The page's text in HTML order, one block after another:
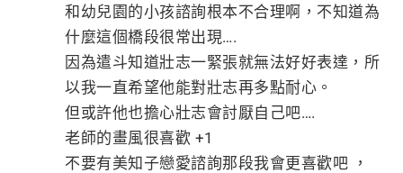
和幼兒園的小孩諮詢根本不合理啊，不知道為
什麼這個橋段很常出現….
因為遣斗知道壯志一緊張就無法好好表達，所
以我一直希望他能對壯志再多點耐心。
但或許他也擔心壯志會討厭自己吧….
老師的畫風很喜歡 +1
不要有美知子戀愛諮詢那段我會更喜歡吧 ，